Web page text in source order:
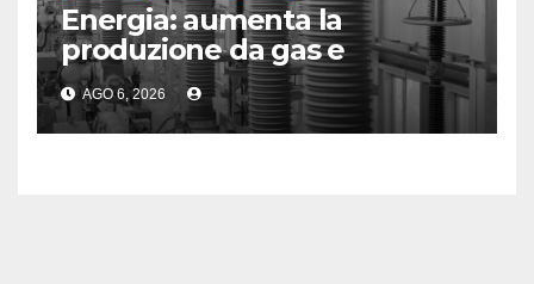
Energia: aumenta la
produzione da gas e
fotovoltaico
AGO 6, 2026